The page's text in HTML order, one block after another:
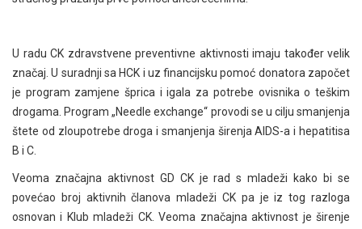
U radu CK zdravstvene preventivne aktivnosti imaju također velik
značaj. U suradnji sa HCK i uz financijsku pomoć donatora započet
je program zamjene šprica i igala za potrebe ovisnika o teškim
drogama. Program „Needle exchange“ provodi se u cilju smanjenja
štete od zloupotrebe droga i smanjenja širenja AIDS-a i hepatitisa
B i C.
Veoma značajna aktivnost GD CK je rad s mladeži kako bi se
povećao broj aktivnih članova mladeži CK pa je iz tog razloga
osnovan i Klub mladeži CK. Veoma značajna aktivnost je širenje